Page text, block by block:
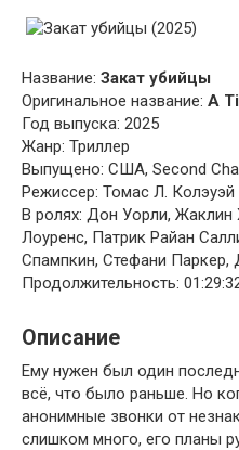
Название: Закат убийцы
Оригинальное название: A
Год выпуска: 2025
Жанр: Триллер
Выпущено: США, Second
Режиссер: Томас Л. Колэуэй
В ролях: Дон Уорли, Жаклин
Лоуренс, Патрик Райан
Спампкин, Стефани
Продолжительность:
Описание
Ему нужен был один
всё, что было раньше. Но
анонимные звонки от
слишком много, его планы